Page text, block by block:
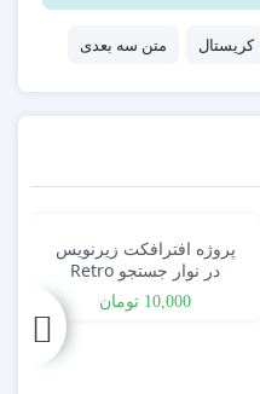
کریستال متن سه بعدی
پروژه افترافکت زیرنویس
در نوار جستجو Retro
Search Bar Lower
Thirds
10,000 تومان